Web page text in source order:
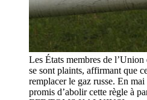
Les États membres de
se sont plaints, affirmant que
remplacer le gaz russe. En
promis d’abolir cette règle à